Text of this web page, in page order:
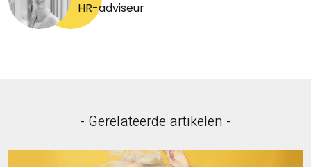
HR-adviseur
- Gerelateerde artikelen -